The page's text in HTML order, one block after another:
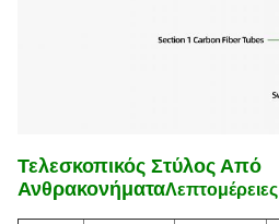
Τελεσκοπικός Στύλος Από
ΑνθρακονήματαΛεπτομέρειες